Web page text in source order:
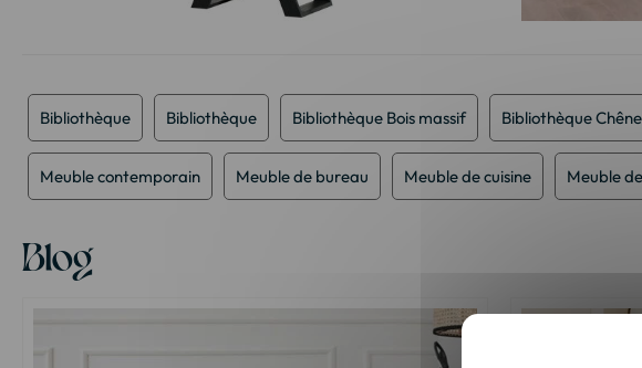
de
Galerie
d’images
Bibliothèque Bibliothèque Bibliothèque Bois massif Bibliothèque
Meuble contemporain Meuble de bureau Meuble de cuisine Meuble
Blog